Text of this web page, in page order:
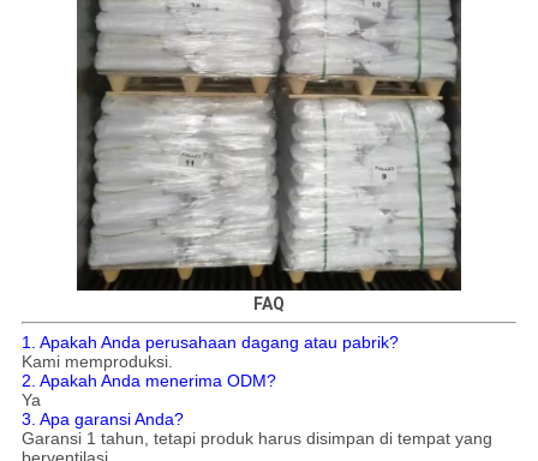
FAQ
1. Apakah Anda perusahaan dagang atau pabrik?
Kami memproduksi.
2. Apakah Anda menerima ODM?
Ya
3. Apa garansi Anda?
Garansi 1 tahun, tetapi produk harus disimpan di tempat yang
berventilasi.